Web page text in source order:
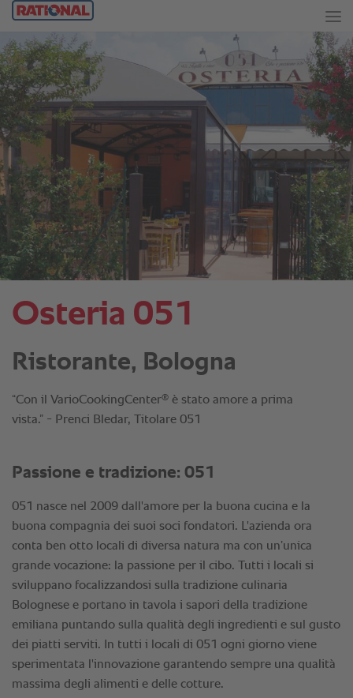
Osteria 051
Ristorante, Bologna
“Con il VarioCookingCenter® è stato amore a prima
vista.” - Prenci Bledar, Titolare 051